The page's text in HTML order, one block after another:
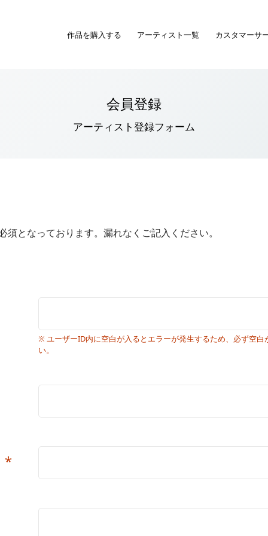
作品を購入する アーティスト一覧 カスタマーサ
会員登録
アーティスト登録フォーム
※ ユーザーID内に空白が入るとエラーが発生するため、必ず空
い。
*